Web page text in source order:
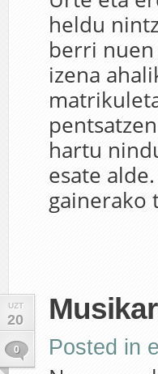
heldu
berri
izena
hartu
esate
gainerako
UZT
20
0 Posted in